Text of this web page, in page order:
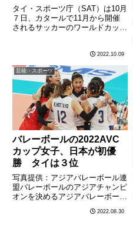
タイ・スポーツ庁（SAT）は10月
７日、カタールで11月から開催
されるサッカーのワールドカップ
しない場合、タイ政府がタイ国内
の放映権を購入する方針を明らか
にした。同庁によると、
20………
2022.10.09
芸能・スポーツ
バレーボールの2022AVC
カップ女子、日本が初優
勝 タイは３位
写真提供：アジアバレーボール連
盟バレーボールのアジアチャンピ
オンを決めるアジアバレーボール
ップ女子は８月29日、フィリピ
2022.08.30